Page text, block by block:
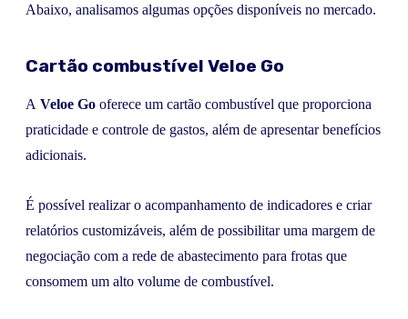
Abaixo, analisamos algumas opções disponíveis no mercado.
Cartão combustível Veloe Go
A Veloe Go oferece um cartão combustível que proporciona
praticidade e controle de gastos, além de apresentar benefícios
adicionais.
É possível realizar o acompanhamento de indicadores e criar
relatórios customizáveis, além de possibilitar uma margem de
negociação com a rede de abastecimento para frotas que
consomem um alto volume de combustível.